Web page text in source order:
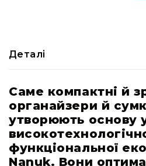
вставки
Модульні
Кастомні
Деталі
Саме компактні й
органайзери й
утворюють основу
функціональної
Nanuk. Вони